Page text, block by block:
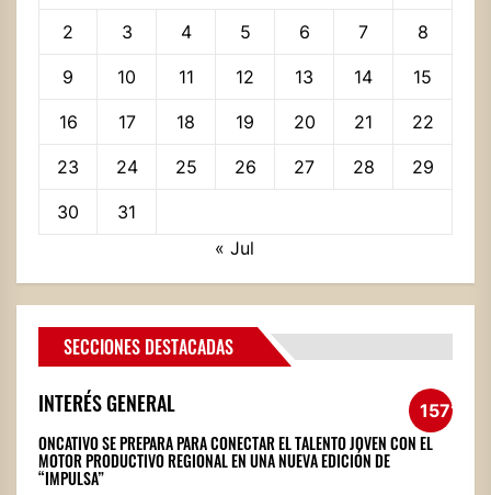
2 3 4 5 6 7 8
9 10 11 12 13 14 15
16 17 18 19 20 21 22
23 24 25 26 27 28 29
30
31
« Jul
SECCIONES DESTACADAS
INTERÉS GENERAL 1571
ONCATIVO SE PREPARA PARA CONECTAR EL TALENTO JOVEN CON EL
MOTOR PRODUCTIVO REGIONAL EN UNA NUEVA EDICIÓN DE
“IMPULSA”